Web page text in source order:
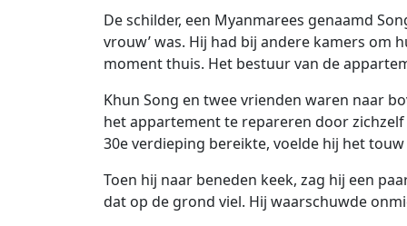
De schilder, een Myanmarees genaamd
vrouw’ was. Hij had bij andere kamers om
moment thuis. Het bestuur van de
Khun Song en twee vrienden waren naar
het appartement te repareren door
30e verdieping bereikte, voelde hij het
Toen hij naar beneden keek, zag hij een
dat op de grond viel. Hij waarschuwde